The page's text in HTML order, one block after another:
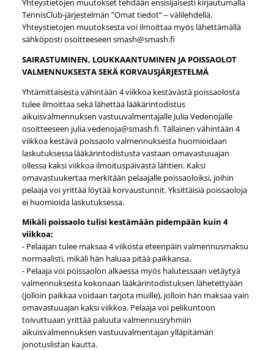
Yhteystietojen muutokset tehdään ensisijaisesti kirjautumalla
TennisClub-järjestelmän ”Omat tiedot” – välilehdellä.
Yhteystietojen muutoksesta voi ilmoittaa myös lähettämällä
sähköposti osoitteeseen smash@smash.fi
SAIRASTUMINEN, LOUKKAANTUMINEN JA POISSAOLOT
VALMENNUKSESTA SEKÄ KORVAUSJÄRJESTELMÄ
Yhtämittaisesta vähintään 4 viikkoa kestävästä poissaolosta
tulee ilmoittaa sekä lähettää lääkärintodistus
aikuisvalmennuksen vastuuvalmentajalle Julia Vedenojalle
osoitteeseen julia.vedenoja@smash.fi. Tällainen vähintään 4
viikkoa kestävä poissaolo valmennuksesta huomioidaan
laskutuksessa lääkärintodistusta vastaan omavastuuajan
ollessa kaksi viikkoa ilmoituspäivästä lähtien. Kaksi
omavastuukertaa merkitään pelaajalle poissaoloiksi, joihin
pelaaja voi yrittää löytää korvaustunnit. Yksittäisiä poissaoloja
ei huomioida laskutuksessa.
Mikäli poissaolo tulisi kestämään pidempään kuin 4
viikkoa:
- Pelaajan tulee maksaa 4 viikosta eteenpäin valmennusmaksu
normaalisti, mikäli hän haluaa pitää paikkansa.
- Pelaaja voi poissaolon alkaessa myös halutessaan vetäytyä
valmennuksesta kokonaan lääkärintodistuksen lähetettyään
(jolloin paikkaa voidaan tarjota muille), jolloin hän maksaa vain
omavastuuajan kaksi viikkoa. Pelaaja voi pelikuntoon
toivuttuaan yrittää paluuta valmennusryhmiin
aikuisvalmennuksen vastuuvalmentajan ylläpitämän
jonotuslistan kautta.